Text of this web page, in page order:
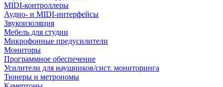
MIDI-контроллеры
Аудио- и MIDI-интерфейсы
Звукоизоляция
Мебель для студии
Микрофонные предусилители
Мониторы
Программное обеспечение
Усилители для наушников/сист. мониторинга
Тюнеры и метрономы